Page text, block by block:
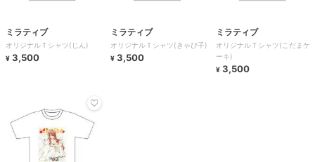
ミラティブ
オリジナルＴシャツ(じん)
¥ 3,500
ミラティブ
オリジナルＴシャツ(きゃぴ子)
¥ 3,500
ミラティブ
オリジナルＴシャツ(こだまケ
ーキ)
¥ 3,500